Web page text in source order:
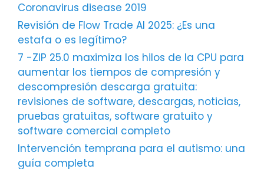
Coronavirus disease 2019
Revisión de Flow Trade AI 2025: ¿Es una
estafa o es legítimo?
7 -ZIP 25.0 maximiza los hilos de la CPU para
aumentar los tiempos de compresión y
descompresión descarga gratuita:
revisiones de software, descargas, noticias,
pruebas gratuitas, software gratuito y
software comercial completo
Intervención temprana para el autismo: una
guía completa